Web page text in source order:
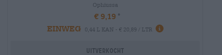
Ophiussa
€ 9,19
EINWEG
0,44 L KAN - € 20,89 / LTR
Uitverkocht